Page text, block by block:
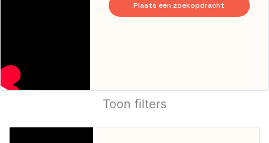
Plaats een zoekopdracht
Toon filters